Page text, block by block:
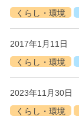
くらし・環境
2017年1月11日
くらし・環境
2023年11月30日
くらし・環境